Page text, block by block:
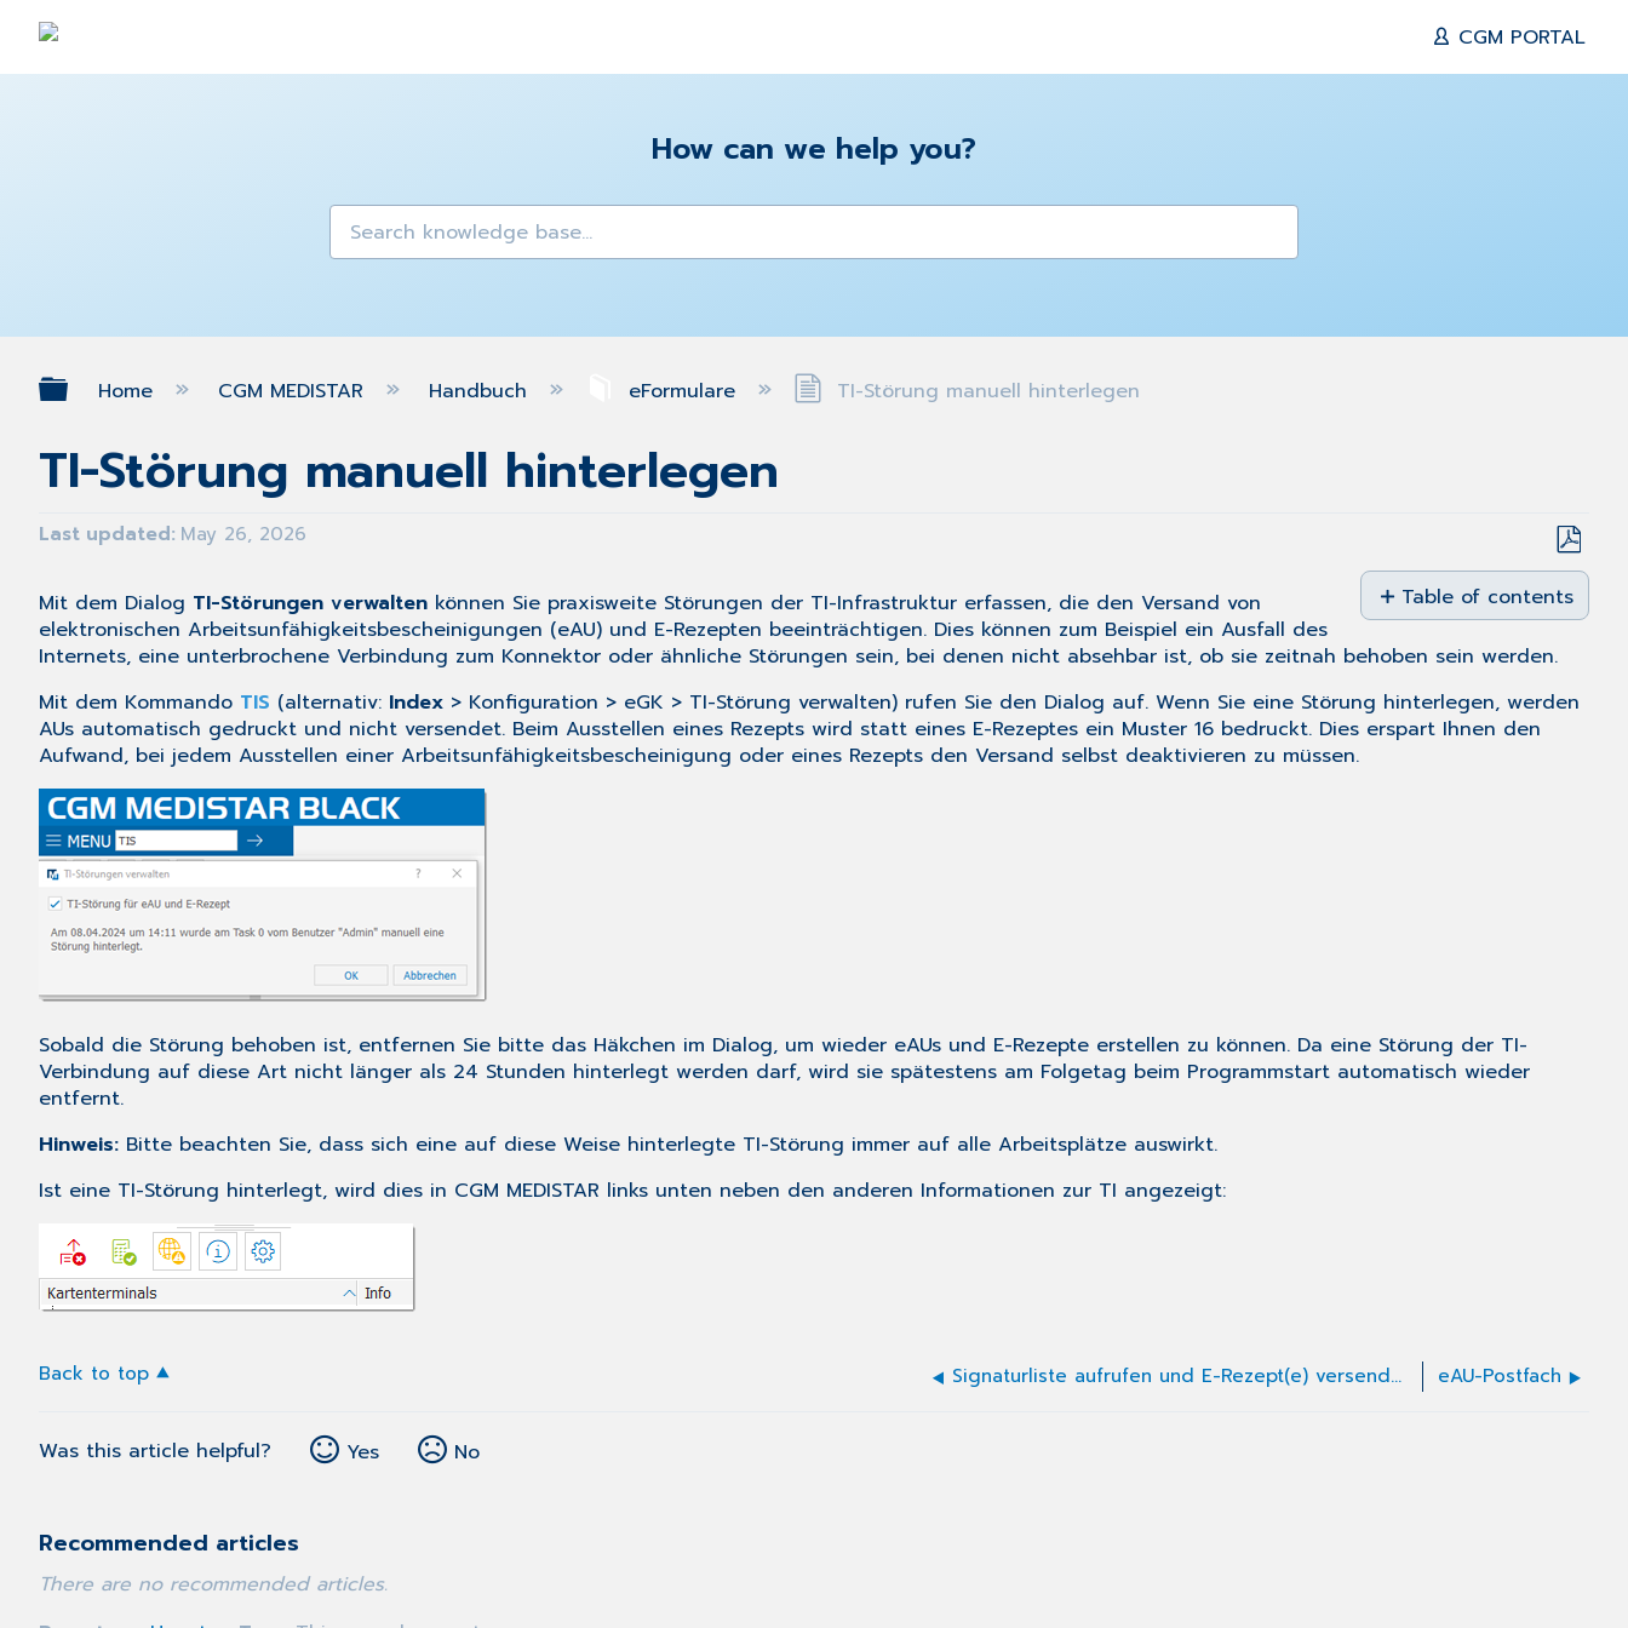
CGM PORTAL
How can we help you?
Expand/collapse global hierarchy
Home CGM MEDISTAR Handbuch eFormulare TI-Störung manuell hinterlegen
TI-Störung manuell hinterlegen
Last updated May 26, 2026
Save
as
PDF
Table of contents
No
headers
Mit dem Dialog TI-Störungen verwalten können Sie praxisweite Störungen der TI-Infrastruktur erfassen, die den Versand von
elektronischen Arbeitsunfähigkeitsbescheinigungen (eAU) und E-Rezepten beeinträchtigen. Dies können zum Beispiel ein Ausfall des
Internets, eine unterbrochene Verbindung zum Konnektor oder ähnliche Störungen sein, bei denen nicht absehbar ist, ob sie zeitnah behoben sein werden.
Mit dem Kommando TIS (alternativ: Index > Konfiguration > eGK > TI-Störung verwalten) rufen Sie den Dialog auf. Wenn Sie eine Störung hinterlegen, werden
AUs automatisch gedruckt und nicht versendet. Beim Ausstellen eines Rezepts wird statt eines E-Rezeptes ein Muster 16 bedruckt. Dies erspart Ihnen den
Aufwand, bei jedem Ausstellen einer Arbeitsunfähigkeitsbescheinigung oder eines Rezepts den Versand selbst deaktivieren zu müssen.
Sobald die Störung behoben ist, entfernen Sie bitte das Häkchen im Dialog, um wieder eAUs und E-Rezepte erstellen zu können. Da eine Störung der TI-
Verbindung auf diese Art nicht länger als 24 Stunden hinterlegt werden darf, wird sie spätestens am Folgetag beim Programmstart automatisch wieder
entfernt.
Hinweis: Bitte beachten Sie, dass sich eine auf diese Weise hinterlegte TI-Störung immer auf alle Arbeitsplätze auswirkt.
Ist eine TI-Störung hinterlegt, wird dies in CGM MEDISTAR links unten neben den anderen Informationen zur TI angezeigt:
Back to top Signaturliste aufrufen und E-Rezept(e) versenden eAU-Postfach
Was this article helpful? Yes No
Recommended articles
There are no recommended articles.